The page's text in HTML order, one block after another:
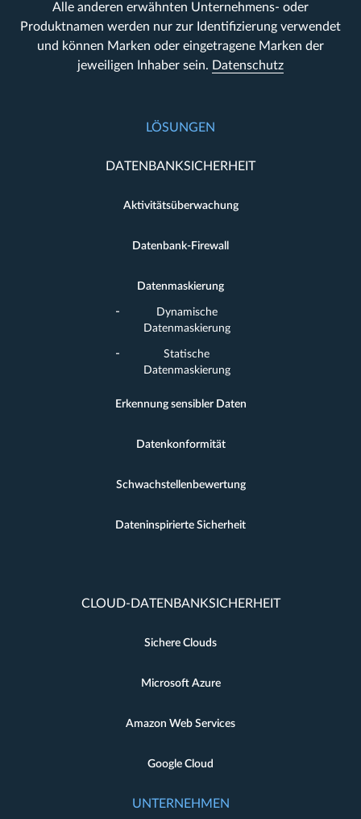
Alle anderen erwähnten Unternehmens- oder
Produktnamen werden nur zur Identifizierung verwendet
und können Marken oder eingetragene Marken der
jeweiligen Inhaber sein. Datenschutz
LÖSUNGEN
DATENBANKSICHERHEIT
Aktivitätsüberwachung
Datenbank-Firewall
Datenmaskierung
Dynamische
Datenmaskierung
Statische
Datenmaskierung
Erkennung sensibler Daten
Datenkonformität
Schwachstellenbewertung
Dateninspirierte Sicherheit
CLOUD-DATENBANKSICHERHEIT
Sichere Clouds
Microsoft Azure
Amazon Web Services
Google Cloud
UNTERNEHMEN